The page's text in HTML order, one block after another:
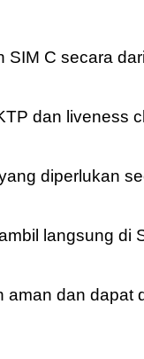
SIM C secara
dan liveness
diperlukan
langsung di
aman dan dapat